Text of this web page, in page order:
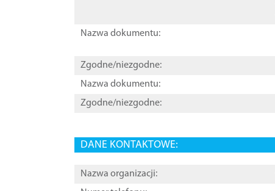
Nazwa dokumentu:
Zgodne/niezgodne:
Nazwa dokumentu:
Zgodne/niezgodne:
DANE KONTAKTOWE:
Nazwa organizacji: